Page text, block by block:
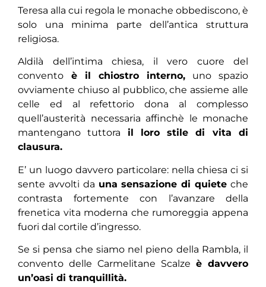
Teresa alla cui regola le monache obbediscono, è
solo una minima parte dell’antica struttura
religiosa.
Aldilà dell’intima chiesa, il vero cuore del
convento è il chiostro interno, uno spazio
ovviamente chiuso al pubblico, che assieme alle
celle ed al refettorio dona al complesso
quell’austerità necessaria affinchè le monache
mantengano tuttora il loro stile di vita di
clausura.
E’ un luogo davvero particolare: nella chiesa ci si
sente avvolti da una sensazione di quiete che
contrasta fortemente con l’avanzare della
frenetica vita moderna che rumoreggia appena
fuori dal cortile d’ingresso.
Se si pensa che siamo nel pieno della Rambla, il
convento delle Carmelitane Scalze è davvero
un’oasi di tranquillità.